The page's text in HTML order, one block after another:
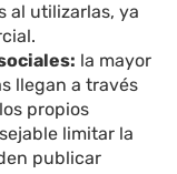
al utilizarlas, ya
la mayor
llegan a través
propios
limitar la
publicar